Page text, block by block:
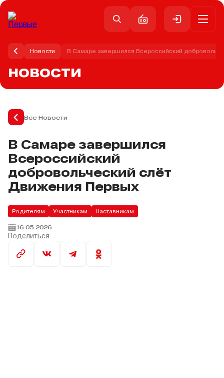
Новости В Самаре завершился Всероссийский
НОВОСТИ
Все Новости
В Самаре завершился
Всероссийский
добровольческий слёт
Движения Первых
Родителям Участникам Наставникам
16.05.2026
Поделиться